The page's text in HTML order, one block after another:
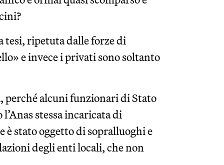
tesi, ripetuta dalle forze di
e invece i privati sono soltanto
alcuni funzionari di Stato
stessa incaricata di
è stato oggetto di sopralluoghi e
degli enti locali, che non